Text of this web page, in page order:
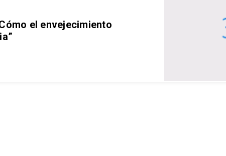
el envejecimiento